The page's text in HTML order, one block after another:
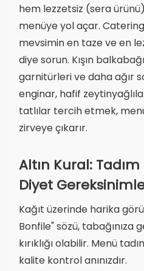
hem lezzetsiz (sera
menüye yol açar.
mevsimin en taze ve en
diye sorun. Kışın
garnitürleri ve daha ağır
enginar, hafif
tatlılar tercih etmek,
zirveye çıkarır.
Altın Kural:
Diyet
Kağıt üzerinde harika
Bonfile" sözü, tabağınıza
kırıklığı olabilir. Menü
kalite kontrol anınızdır.